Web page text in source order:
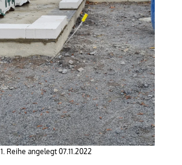
1. Reihe angelegt 07.11.2022